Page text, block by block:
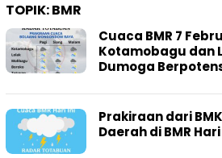
TOPIK:BMR
Cuaca BMR 7
Kotamobagu dan
Dumoga
Prakiraan dari
Daerah di BMR